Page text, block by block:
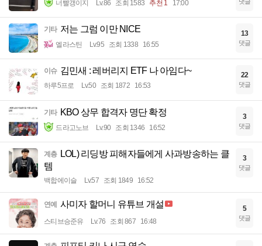
너빨갱이지 Lv.86 조회 1583 추천 1 17:00
기타 저는 그럼 이만 NICE
엘라스틴 Lv.95 조회 1338 16:55
13
댓글
이슈 김민새 : 레버리지 ETF 나 아임다~
하루5프로 Lv.50 조회 1872 16:53
22
댓글
기타 KBO 상무 합격자 명단 확정
드라고노브 Lv.90 조회 1346 16:52
3
댓글
계층
LOL) 리딩방 피해자들에게 사과방송하는 클
템
백합에이슬 Lv.57 조회 1849 16:52
3
댓글
연예 사미자 할머니 유튜브 개설
스티브승준유 Lv.76 조회 867 16:48
5
댓글